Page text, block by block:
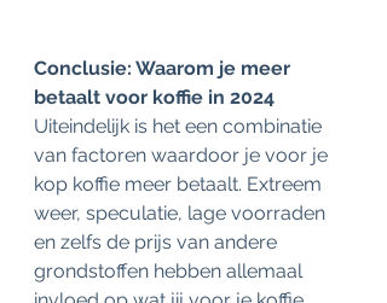
Conclusie: Waarom je meer
betaalt voor koffie in 2024
Uiteindelijk is het een combinatie
van factoren waardoor je voor je
kop koffie meer betaalt. Extreem
weer, speculatie, lage voorraden
en zelfs de prijs van andere
grondstoffen hebben allemaal